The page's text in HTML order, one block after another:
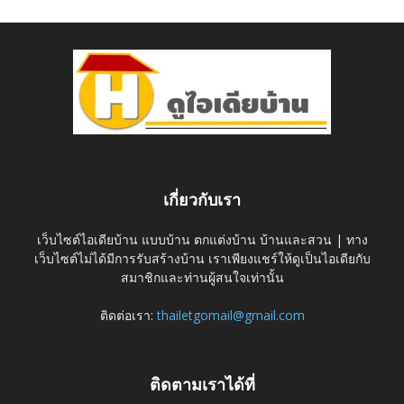
เกี่ยวกับเรา
เว็บไซต์ไอเดียบ้าน แบบบ้าน ตกแต่งบ้าน บ้านและสวน | ทาง
เว็บไซต์ไม่ได้มีการรับสร้างบ้าน เราเพียงแชร์ให้ดูเป็นไอเดียกับ
สมาชิกและท่านผู้สนใจเท่านั้น
ติดต่อเรา:thailetgomail@gmail.com
ติดตามเราได้ที่